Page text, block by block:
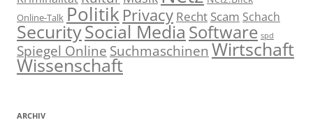
Online-Talk Politik Privacy Recht Scam Schach
SecuritySocial Media Software spd
Spiegel Online Suchmaschinen Wirtschaft
Wissenschaft
ARCHIV